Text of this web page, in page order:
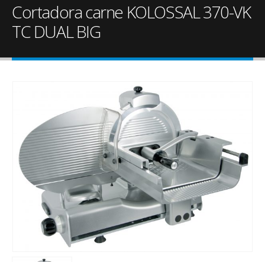
Cortadora carne KOLOSSAL 370-VK
TC DUAL BIG